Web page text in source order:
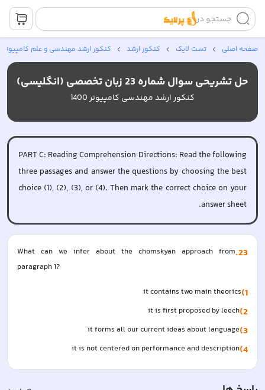
جستجو در
صفحه اصلی تست لایک کنکور ارشد کنکور ارشد مهندسی و علم کامپیوتر
حل تشریحی سوال شماره 23 زبان تخصصی (انگلیسی)
کنکور ارشد مهندسی کامپیوتر 1400
PART C: Reading Comprehension Directions: Read the following
three passages and answer the questions by choosing the best
choice (1), (2), (3), or (4). Then mark the correct choice on your
answer sheet.
23
.
What can we infer about the chomskyan approach from
paragraph 1?
1)
it contains two main theorics
2)
it is first proposed by leech
3)
it forms all our current ideas about language
4)
it is not centered on performance and description